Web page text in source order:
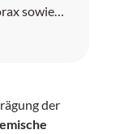
sowie
der